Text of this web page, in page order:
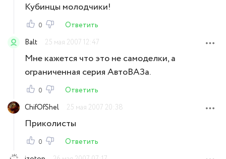
Кубинцы молодчики!
0
Ответить
Balt
25 мая 2007 12:47
Мне кажется что это не самоделки, а
ограниченная серия АвтоВАЗа.
0
Ответить
ChifOfShel
25 мая 2007 20:38
Приколисты
0
Ответить